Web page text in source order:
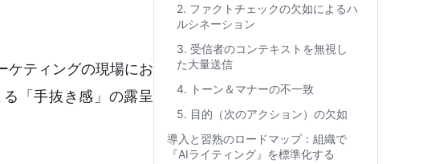
ケティングの現場にお
「手抜き感」の露呈
2. ファクトチェックの欠如によるハ
ルシネーション
3. 受信者のコンテキストを無視し
た大量送信
4. トーン＆マナーの不一致
5. 目的（次のアクション）の欠如
導入と習熟のロードマップ：組織で
『AIライティング』を標準化する